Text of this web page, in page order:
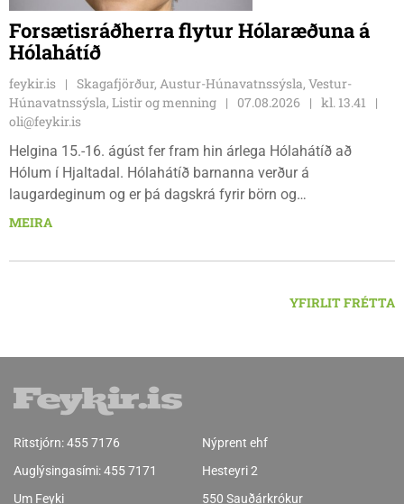
Forsætisráðherra flytur Hólaræðuna á
Hólahátíð
feykir.is
Skagafjörður, Austur-Húnavatnssýsla, Vestur-
Húnavatnssýsla, Listir og menning
07.08.2026
kl. 13.41
oli@feykir.is
Helgina 15.-16. ágúst fer fram hin árlega Hólahátíð að
Hólum í Hjaltadal. Hólahátíð barnanna verður á
laugardeginum og er þá dagskrá fyrir börn og
fjölskyldur.Lydía Einarsdóttir svæðisstjóri æskulýðsmála og
MEIRA
YFIRLIT FRÉTTA
Ritstjórn:455 7176
Auglýsingasími:455 7171
Um Feyki
Nýprent ehf
Hesteyri 2
550 Sauðárkrókur